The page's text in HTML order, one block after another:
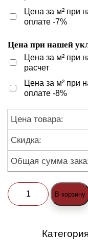
Цена за м² при
оплате -7%
Цена при нашей
Цена за м² при
расчет
Цена за м² при
оплате -8%
Цена товара:
Скидка:
Общая сумма
Количество
товара
В корзину